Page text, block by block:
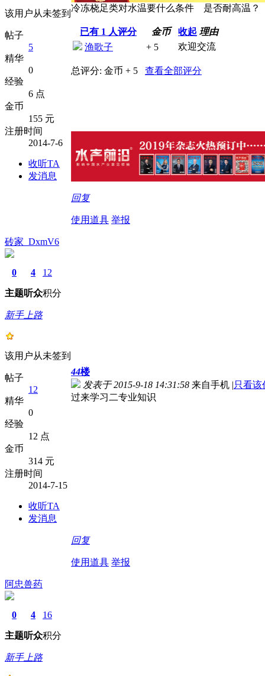
该用户从未签到
帖子
5
精华
0
经验
6 点
金币
155 元
注册时间
2014-7-6
收听TA
发消息
冷冻桡足类对水温要什么条件 是否耐高温
已有 1 人评分 金币 收起 理由
渔歌子
+ 5 欢迎交流
总评分: 金币 + 5 查看全部评分
回复
使用道具 举报
砖家_DxmV6
0
主题
4
听众
12
积分
新手上路
该用户从未签到
帖子
12
精华
0
经验
12 点
金币
314 元
注册时间
2014-7-15
收听TA
发消息
44楼
发表于 2015-9-18 14:31:58 来自手机 |只看该
过来学习二专业知识
回复
使用道具 举报
阿忠兽药
0
主题
4
听众
16
积分
新手上路